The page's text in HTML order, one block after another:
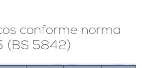
conforme norma
(BS 5842)